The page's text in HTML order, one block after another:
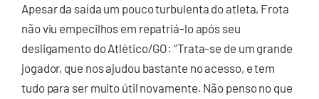
Apesar da saída um pouco turbulenta do atleta, Frota
não viu empecilhos em repatriá-lo após seu
desligamento do Atlético/GO: “Trata-se de um grande
jogador, que nos ajudou bastante no acesso, e tem
tudo para ser muito útil novamente. Não penso no que